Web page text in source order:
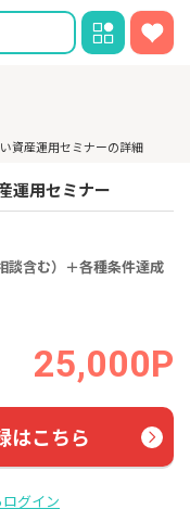
資産運用セミナーの詳細
運用セミナー
談含む）＋各種条件達成
25,000P
はこちら
グイン